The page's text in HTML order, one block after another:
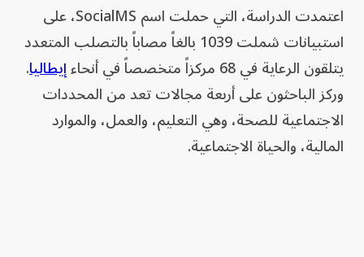
اعتمدت الدراسة، التي حملت اسم SocialMS، على
استبيانات شملت 1039 بالغاً مصاباً بالتصلب المتعدد
يتلقون الرعاية في 68 مركزاً متخصصاً في أنحاء
إيطاليا.
وركز الباحثون على أربعة مجالات تعد من المحددات
الاجتماعية للصحة، وهي التعليم، والعمل، والموارد
المالية، والحياة الاجتماعية.